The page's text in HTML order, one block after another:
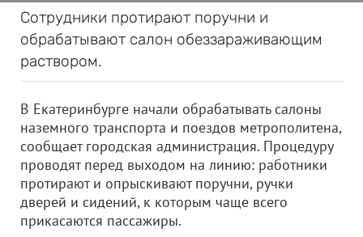
Сотрудники протирают поручни и
обрабатывают салон обеззараживающим
раствором.
В Екатеринбурге начали обрабатывать салоны
наземного транспорта и поездов метрополитена,
сообщает городская администрация. Процедуру
проводят перед выходом на линию: работники
протирают и опрыскивают поручни, ручки
дверей и сидений, к которым чаще всего
прикасаются пассажиры.